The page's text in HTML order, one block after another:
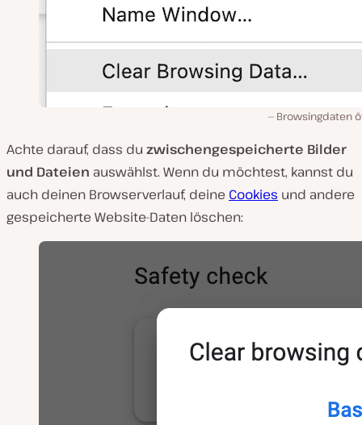
Browsingdaten
Achte darauf, dass du zwischengespeicherte Bilder
und Dateien auswählst. Wenn du möchtest, kannst du
auch deinen Browserverlauf, deine Cookies und andere
gespeicherte Website-Daten löschen: